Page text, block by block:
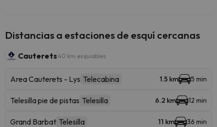
Distancias a estaciones de esquí cercanas
Cauterets 40 km esquiables
Area Cauterets - Lys Telecabina 1.5 km 5 min
Telesilla pie de pistas Telesilla 6.2 km 12 min
Grand Barbat Telesilla 11 km 36 min